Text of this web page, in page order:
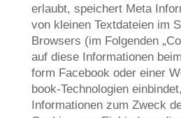
erlaubt, spei­chert Meta
von klei­nen Text­da­tei­en im
Brow­sers (im Fol­gen­den
auf die­se Infor­ma­tio­nen
form Face­book oder einer
book-Tech­no­lo­gien
Infor­ma­tio­nen zum Zweck